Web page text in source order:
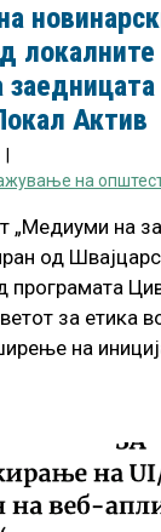
Актив
на
„Медиуми на
од
за етика
на